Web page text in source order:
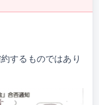
するものではあり